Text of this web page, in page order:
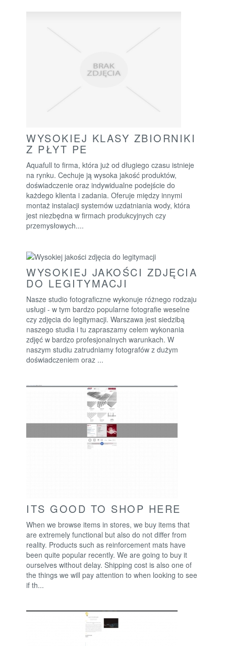
WYSOKIEJ KLASY ZBIORNIKI
Z PŁYT PE
Aquafull to firma, która już od długiego czasu istnieje
na rynku. Cechuje ją wysoka jakość produktów,
doświadczenie oraz indywidualne podejście do
każdego klienta i zadania. Oferuje między innymi
montaż instalacji systemów uzdatniania wody, która
jest niezbędna w firmach produkcyjnych czy
przemysłowych....
WYSOKIEJ JAKOŚCI ZDJĘCIA
DO LEGITYMACJI
Nasze studio fotograficzne wykonuje różnego rodzaju
usługi - w tym bardzo popularne fotografie weselne
czy zdjęcia do legitymacji. Warszawa jest siedzibą
naszego studia i tu zapraszamy celem wykonania
zdjęć w bardzo profesjonalnych warunkach. W
naszym studiu zatrudniamy fotografów z dużym
doświadczeniem oraz ...
ITS GOOD TO SHOP HERE
When we browse items in stores, we buy items that
are extremely functional but also do not differ from
reality. Products such as reinforcement mats have
been quite popular recently. We are going to buy it
ourselves without delay. Shipping cost is also one of
the things we will pay attention to when looking to see
if th...